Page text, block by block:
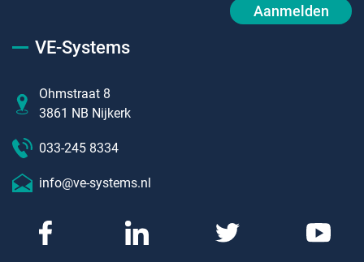
Aanmelden
VE-Systems
Ohmstraat 8
3861 NB Nijkerk
033-245 8334
info@ve-systems.nl